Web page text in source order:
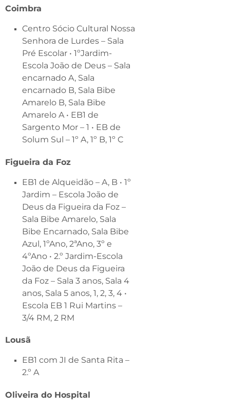
Coimbra
Centro Sócio Cultural Nossa
Senhora de Lurdes – Sala
Pré Escolar • 1ºJardim-
Escola João de Deus – Sala
encarnado A, Sala
encarnado B, Sala Bibe
Amarelo B, Sala Bibe
Amarelo A • EB1 de
Sargento Mor – 1 • EB de
Solum Sul – 1º A, 1º B, 1º C
Figueira da Foz
EB1 de Alqueidão – A, B • 1º
Jardim – Escola João de
Deus da Figueira da Foz –
Sala Bibe Amarelo, Sala
Bibe Encarnado, Sala Bibe
Azul, 1ºAno, 2ªAno, 3º e
4ºAno • 2.º Jardim-Escola
João de Deus da Figueira
da Foz – Sala 3 anos, Sala 4
anos, Sala 5 anos, 1, 2, 3, 4 •
Escola EB 1 Rui Martins –
3/4 RM, 2 RM
Lousã
EB1 com JI de Santa Rita –
2.º A
Oliveira do Hospital